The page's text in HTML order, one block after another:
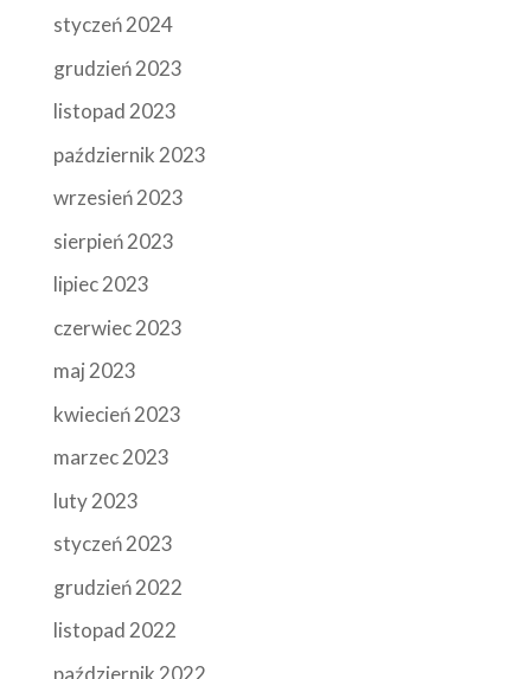
styczeń 2024
grudzień 2023
listopad 2023
październik 2023
wrzesień 2023
sierpień 2023
lipiec 2023
czerwiec 2023
maj 2023
kwiecień 2023
marzec 2023
luty 2023
styczeń 2023
grudzień 2022
listopad 2022
październik 2022